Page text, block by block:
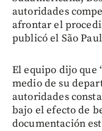
autoridades
afrontar el
publicó el São
El equipo dijo que
medio de su
autoridades
bajo el efecto de
documentación